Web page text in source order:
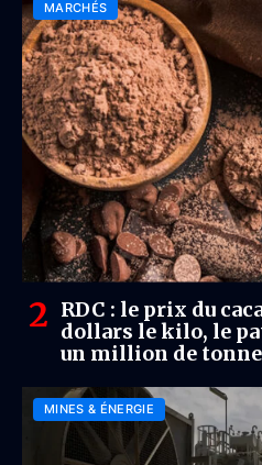
MARCHÉS
RDC : le prix du
dollars le kilo, le
un million de
MINES & ÉNERGIE